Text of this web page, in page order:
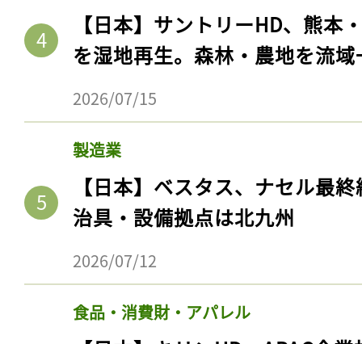
【日本】サントリーHD、熊本
を湿地再生。森林・農地を流
2026/07/15
製造業
【日本】ベスタス、ナセル最
治具・設備拠点は北九州
2026/07/12
食品・消費財・アパレル